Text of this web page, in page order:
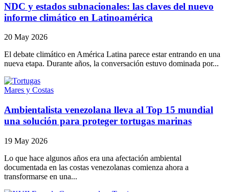
NDC y estados subnacionales: las claves del nuevo
informe climático en Latinoamérica
20 May 2026
El debate climático en América Latina parece estar entrando en una
nueva etapa. Durante años, la conversación estuvo dominada por...
Mares y Costas
Ambientalista venezolana lleva al Top 15 mundial
una solución para proteger tortugas marinas
19 May 2026
Lo que hace algunos años era una afectación ambiental
documentada en las costas venezolanas comienza ahora a
transformarse en una...